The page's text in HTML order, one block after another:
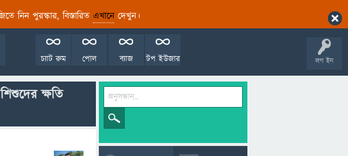
নিন পুরস্কার, বিস্তারিত এখানেদেখুন।
লগ ইন
টপ ইউজার
ব্যাজ
পোল
চ্যাট রুম
ক্ষতি